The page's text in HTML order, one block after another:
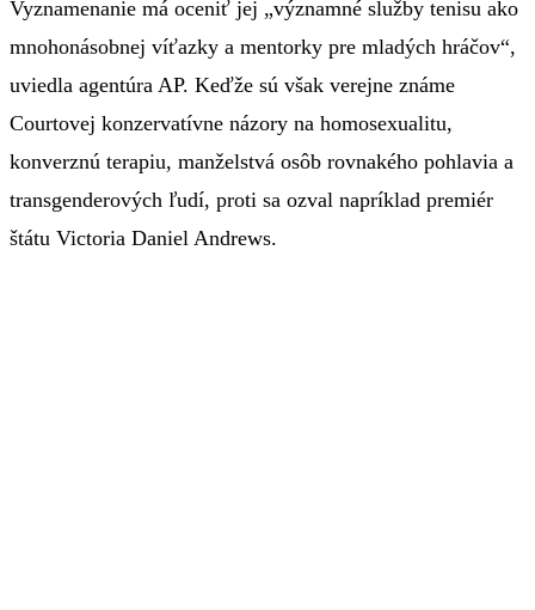
Vyznamenanie má oceniť jej „významné služby tenisu ako
mnohonásobnej víťazky a mentorky pre mladých hráčov“,
uviedla agentúra AP. Keďže sú však verejne známe
Courtovej konzervatívne názory na homosexualitu,
konverznú terapiu, manželstvá osôb rovnakého pohlavia a
transgenderových ľudí, proti sa ozval napríklad premiér
štátu Victoria Daniel Andrews.